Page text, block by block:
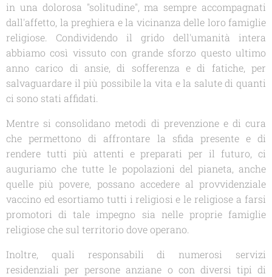
in una dolorosa "solitudine", ma sempre accompagnati
dall'affetto, la preghiera e la vicinanza delle loro famiglie
religiose. Condividendo il grido dell'umanità intera
abbiamo così vissuto con grande sforzo questo ultimo
anno carico di ansie, di sofferenza e di fatiche, per
salvaguardare il più possibile la vita e la salute di quanti
ci sono stati affidati.
Mentre si consolidano metodi di prevenzione e di cura
che permettono di affrontare la sfida presente e di
rendere tutti più attenti e preparati per il futuro, ci
auguriamo che tutte le popolazioni del pianeta, anche
quelle più povere, possano accedere al provvidenziale
vaccino ed esortiamo tutti i religiosi e le religiose a farsi
promotori di tale impegno sia nelle proprie famiglie
religiose che sul territorio dove operano.
Inoltre, quali responsabili di numerosi servizi
residenziali per persone anziane o con diversi tipi di